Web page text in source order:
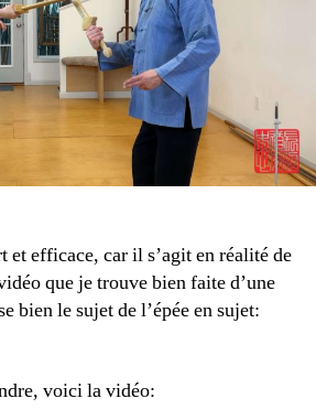
et efficace, car il s’agit en réalité de
que je trouve bien faite d’une
bien le sujet de l’épée en sujet:
voici la vidéo: